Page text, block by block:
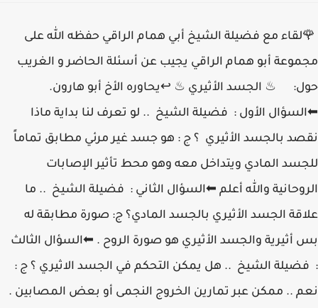
🌹لقاء مع فضيلة الشيخ أبي همام الراقي حفظه الله على
مجموعة أبو همام الراقي يجيب عن أسئلة الحاضر و الغريب
حول: ♨ الجسد الأثيري ♨ ↩يحاوره الأخ أبو هارون.
⬅السؤال الأول : فضيلة الشيخ .. لو تعرف لنا بداية ماذا
نقصد بالجسد الأثيري ؟ ج : هو جسد غير مرئي مطابق تماماً
للجسد المادي ويتداخل معه وهو محط تأثير الإصابات
الروحانية والله أعلم ⬅السؤال الثاني : فضيلة الشيخ .. ما
علاقة الجسد اﻷثيري بالجسد المادي؟ ج: صورة مطابقة له
بس أثيرية والجسد الأثيري هو صورة الروح . ⬅السؤال الثالث
: فضيلة الشيخ .. هل يمكن التحكم في الجسد الاثيري ؟ ج :
نعم .. ممكن عبر تمارين الخروج النجمى أو بعض المصابين .